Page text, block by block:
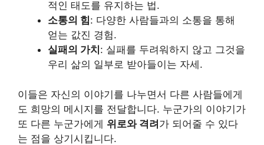
적인 태도를 유지하는 법.
소통의 힘: 다양한 사람들과의 소통을 통해
얻는 값진 경험.
실패의 가치 : 실패를 두려워하지 않고 그것을
우리 삶의 일부로 받아들이는 자세.
이들은 자신의 이야기를 나누면서 다른 사람들에게
도 희망의 메시지를 전달합니다. 누군가의 이야기가
또 다른 누군가에게 위로와 격려가 되어줄 수 있다
는 점을 상기시킵니다.